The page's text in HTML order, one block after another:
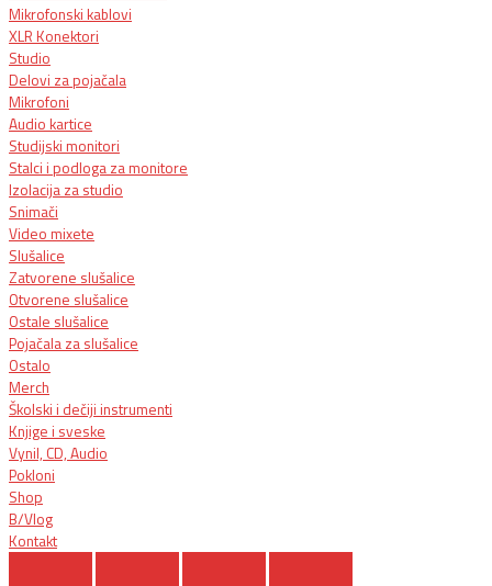
Mikrofonski kablovi
XLR Konektori
Studio
Delovi za pojačala
Mikrofoni
Audio kartice
Studijski monitori
Stalci i podloga za monitore
Izolacija za studio
Snimači
Video mixete
Slušalice
Zatvorene slušalice
Otvorene slušalice
Ostale slušalice
Pojačala za slušalice
Ostalo
Merch
Školski i dečiji instrumenti
Knjige i sveske
Vynil, CD, Audio
Pokloni
Shop
B/Vlog
Kontakt